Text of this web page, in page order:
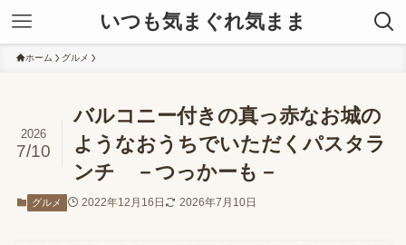
いつも気まぐれ気まま
ホーム グルメ
バルコニー付きの真っ赤なお城の
ようなおうちでいただくパスタラ
ンチ －つっかーも－
2026
7/10
グルメ 2022年12月16日 2026年7月10日